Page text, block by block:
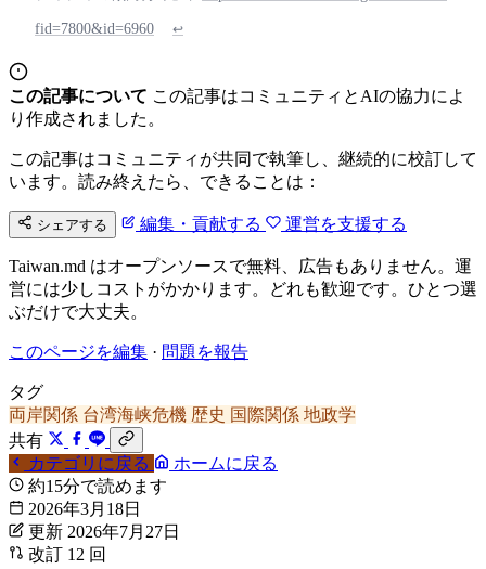
fid=7800&id=6960 ↩
この記事について この記事はコミュニティとAIの協力によ
り作成されました。
この記事はコミュニティが共同で執筆し、継続的に校訂して
います。読み終えたら、できることは：
シェアする 編集・貢献する 運営を支援する
Taiwan.md はオープンソースで無料、広告もありません。運
営には少しコストがかかります。どれも歓迎です。ひとつ選
ぶだけで大丈夫。
このページを編集 · 問題を報告
タグ
両岸関係 台湾海峡危機 歴史 国際関係 地政学
共有
カテゴリに戻る
ホームに戻る
約15分で読めます
2026年3月18日
更新 2026年7月27日
改訂 12 回